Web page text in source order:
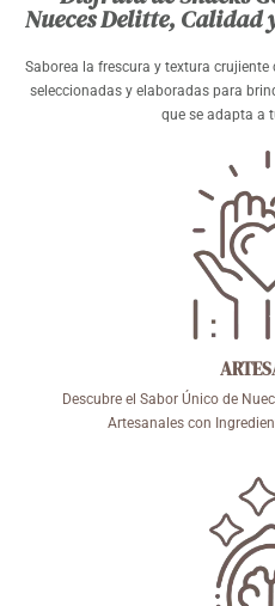
Nueces Delitte, Calidad
Saborea la frescura y textura
seleccionadas y elaboradas para
que se adapta a
Descubre el Sabor Único de
Artesanales con